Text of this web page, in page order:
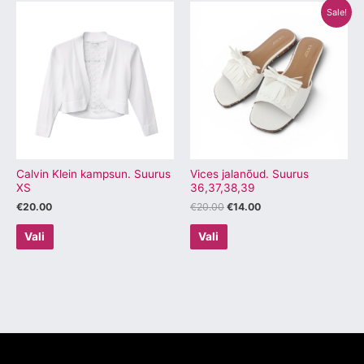
Calvin Klein kampsun. Suurus
XS
€20.00
Vali
on
Valikuid
saab
tootelehel.
Sale!
Vices jalanõud. Suurus
36,37,38,39
€20.00
€20.00.
€14.00
on:
€14.00.
Vali
on
mitu
varianti.
Valikuid
tootelehel.